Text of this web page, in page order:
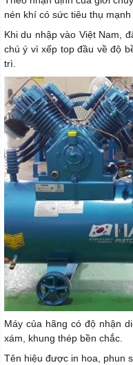
nén khí có sức tiêu thụ mạnh
Khi du nhập vào Việt Nam,
chú ý vì xếp top đầu về độ
trì.
Máy của hãng có độ nhận
xám, khung thép bền chắc.
Tên hiệu được in hoa, phun